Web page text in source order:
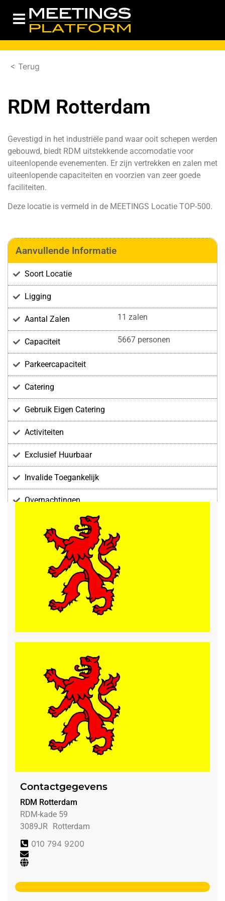
< Terug
RDM Rotterdam
Gevestigd in het industriële pand waar ooit schepen werden
gebouwd, biedt RDM uitstekkende accomodatie voor
uiteenlopende evenementen. Er zijn vertrekken en zalen met
uiteenlopende capaciteiten en voorzien van zeer goede
faciliteiten.
Deze locatie is vermeld in de MEETINGS Locatie TOP-500.
Aanvullende Informatie
Soort Locatie
Ligging
Aantal Zalen 11 zalen
Capaciteit 5667 personen
Parkeercapaciteit
Catering
Gebruik Eigen Catering
Activiteiten
Exclusief Huurbaar
Invalide Toegankelijk
Overnachtingen
Voorzieningen
Contactgegevens
RDM Rotterdam
RDM-kade 59
3089JR Rotterdam
010 794 9200